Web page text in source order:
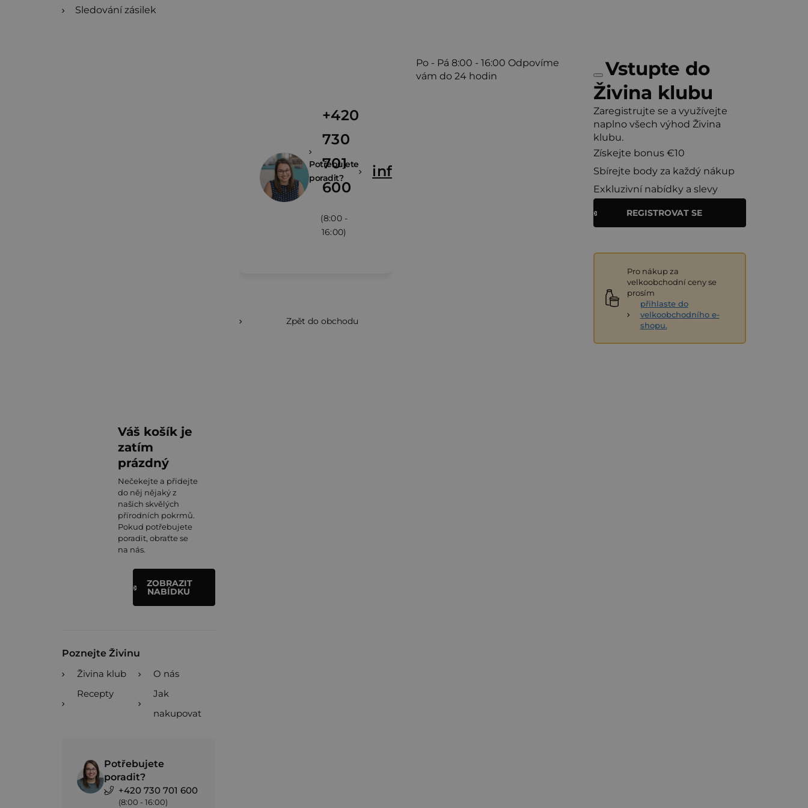
Sledování zásilek
Potřebujete
poradit?
+420
730
701
600
(8:00 -
16:00)
info@zivina.cz
Zpět do obchodu
Po - Pá 8:00 - 16:00 Odpovíme
vám do 24 hodin
Vstupte do
Živina klubu
Zaregistrujte se a využívejte
naplno všech výhod Živina
klubu.
Získejte bonus €10
Sbírejte body za každý nákup
Exkluzivní nabídky a slevy
REGISTROVAT SE
Pro nákup za
velkoobchodní ceny se
prosím
přihlaste do
velkoobchodního e-
shopu.
Váš košík je
zatím
prázdný
Nečekejte a přidejte
do něj nějaký z
našich skvělých
přírodních pokrmů.
Pokud potřebujete
poradit, obraťte se
na nás.
ZOBRAZIT
NABÍDKU
Poznejte Živinu
Živina klub
O nás
Recepty
Jak
nakupovat
Potřebujete
poradit?
+420 730 701 600
(8:00 - 16:00)